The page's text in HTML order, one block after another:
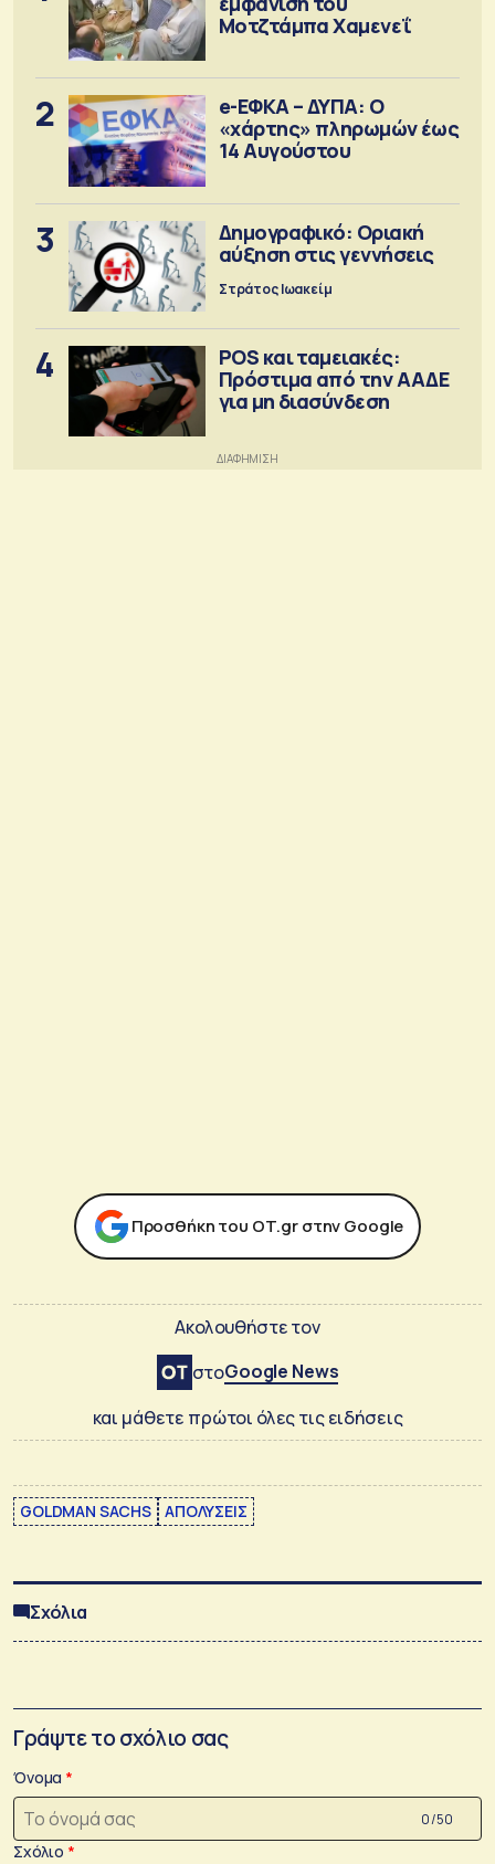
Μοτζτάμπα Χαμενεΐ
2
e-ΕΦΚΑ – ΔΥΠΑ: Ο
«χάρτης» πληρωμών έως
14 Αυγούστου
3
Δημογραφικό: Οριακή
αύξηση στις γεννήσεις
Στράτος Ιωακείμ
4
POS και ταμειακές:
Πρόστιμα από την ΑΑΔΕ
για μη διασύνδεση
Προσθήκη του ΟΤ.gr στην Google
Ακολουθήστε τον
στοGoogle News
και μάθετε πρώτοι όλες τις ειδήσεις
GOLDMAN SACHS ΑΠΟΛΥΣΕΙΣ
Σχόλια
Γράψτε το σχόλιο σας
Όνομα
0 /50
Σχόλιο